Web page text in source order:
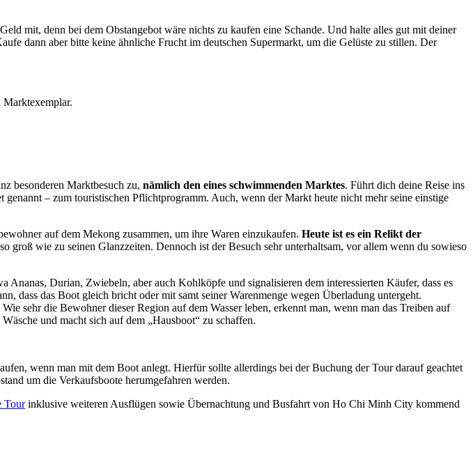
mit, denn bei dem Obstangebot wäre nichts zu kaufen eine Schande. Und halte alles gut mit deiner
dann aber bitte keine ähnliche Frucht im deutschen Supermarkt, um die Gelüste zu stillen. Der
Marktexemplar.
besonderen Marktbesuch zu, nämlich den eines schwimmenden Marktes. Führt dich deine Reise ins
– zum touristischen Pflichtprogramm. Auch, wenn der Markt heute nicht mehr seine einstige
auf dem Mekong zusammen, um ihre Waren einzukaufen. Heute ist es ein Relikt der
wie zu seinen Glanzzeiten. Dennoch ist der Besuch sehr unterhaltsam, vor allem wenn du sowieso
Durian, Zwiebeln, aber auch Kohlköpfe und signalisieren dem interessierten Käufer, dass es
dass das Boot gleich bricht oder mit samt seiner Warenmenge wegen Überladung untergeht.
Wie sehr die Bewohner dieser Region auf dem Wasser leben, erkennt man, wenn man das Treiben auf
und macht sich auf dem „Hausboot“ zu schaffen.
wenn man mit dem Boot anlegt. Hierfür sollte allerdings bei der Buchung der Tour darauf geachtet
um die Verkaufsboote herumgefahren werden.
Tourinklusive weiteren Ausflügen sowie Übernachtung und Busfahrt von Ho Chi Minh City kommend